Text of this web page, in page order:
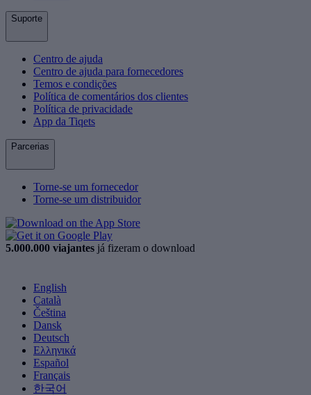
Suporte
Centro de ajuda
Centro de ajuda para fornecedores
Temos e condições
Política de comentários dos clientes
Política de privacidade
App da Tiqets
Parcerias
Torne-se um fornecedor
Torne-se um distribuidor
5.000.000 viajantes já fizeram o download
English
Català
Čeština
Dansk
Deutsch
Ελληνικά
Español
Français
한국어